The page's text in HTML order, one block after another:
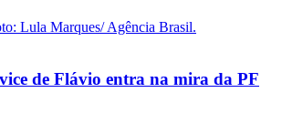
de Flávio entra na mira da PF